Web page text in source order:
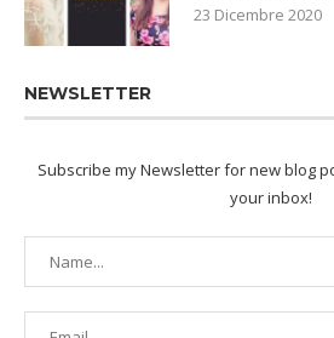
23 Dicembre 2020
NEWSLETTER
Subscribe my Newsletter for new blog
your inbox!